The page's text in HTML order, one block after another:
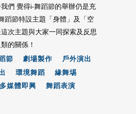
們 覺得i-舞蹈節的舉辦仍是充
蹈節特設主題「身體」及「空
次主題與大家一同探索及反思
的關係！
節 劇場製作
戶外演出
環境舞蹈
緣舞埸
媒體即興
舞蹈表演